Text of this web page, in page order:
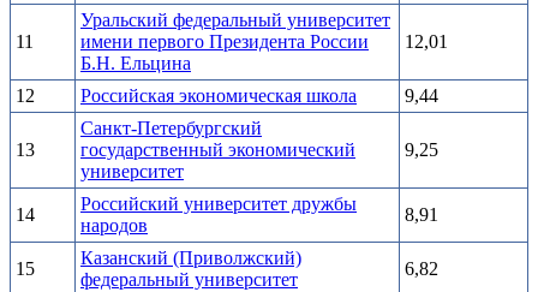
11
Уральский федеральный университет
имени первого Президента России
Б.Н. Ельцина
12,01
12 Российская экономическая школа 9,44
13
Санкт-Петербургский
государственный экономический
университет
9,25
14
Российский университет дружбы
народов
8,91
15
Казанский (Приволжский)
федеральный университет
6,82